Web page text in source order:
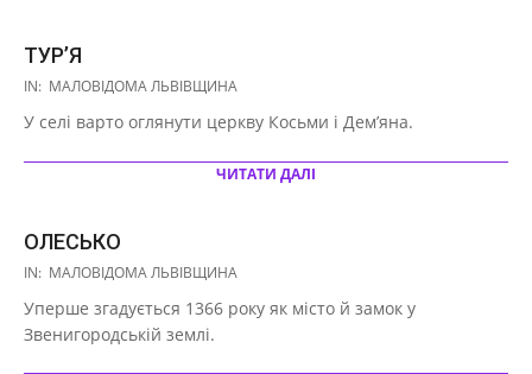
ТУР’Я
2020-
08
IN: МАЛОВІДОМА ЛЬВІВЩИНА
У селі варто оглянути церкву Косьми і Дем’яна.
ЧИТАТИ ДАЛІ
ОЛЕСЬКО
2020-
08
IN: МАЛОВІДОМА ЛЬВІВЩИНА
Уперше згадується 1366 року як місто й замок у
Звенигородській землі.